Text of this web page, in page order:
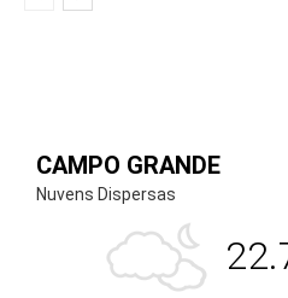
CAMPO GRANDE
Nuvens Dispersas